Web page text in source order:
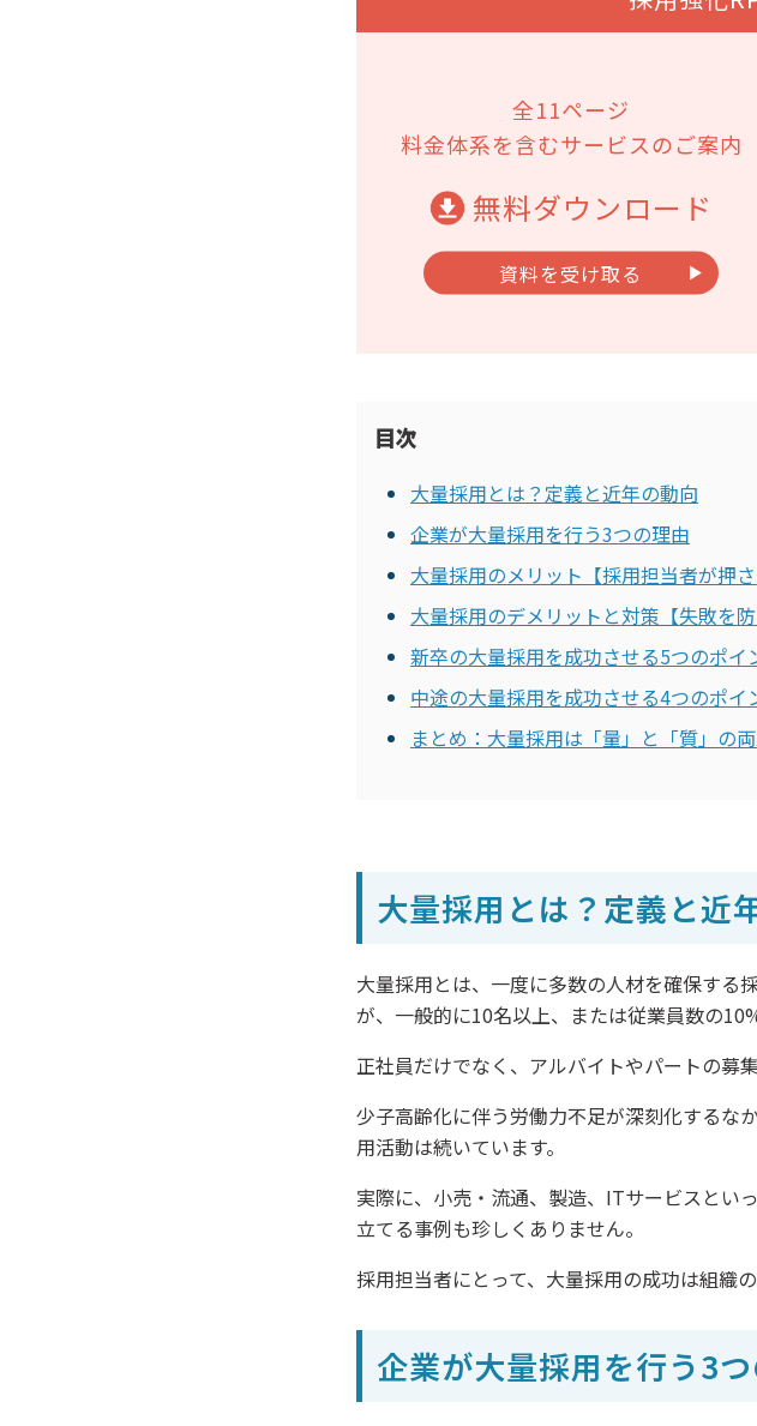
全11ページ
料金体系を含むサービスのご案内
無料ダウンロード
資料を受け取る
目次
大量採用とは？定義と近年の動向
企業が大量採用を行う3つの理由
大量採用のメリット【採用担当者が押さ
大量採用のデメリットと対策【失敗を防
新卒の大量採用を成功させる5つのポイ
中途の大量採用を成功させる4つのポイ
まとめ：大量採用は「量」と「質」の
大量採用とは？定義と近
大量採用とは、一度に多数の人材を確保する
が、一般的に10名以上、または従業員数の
正社員だけでなく、アルバイトやパートの募
少子高齢化に伴う労働力不足が深刻化するな
用活動は続いています。
実際に、小売・流通、製造、ITサービスとい
立てる事例も珍しくありません。
採用担当者にとって、大量採用の成功は組織
企業が大量採用を行う3